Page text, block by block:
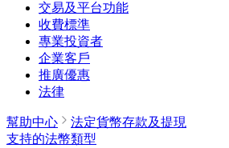
交易及平台功能
收費標準
專業投資者
企業客戶
推廣優惠
法律
幫助中心
法定貨幣存款及提現
支持的法幣類型